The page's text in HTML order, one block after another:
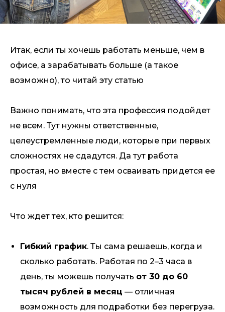
Итак, если ты хочешь работать меньше, чем в
офисе, а зарабатывать больше (а такое
возможно), то читай эту статью
Важно понимать, что эта профессия подойдет
не всем. Тут нужны ответственные,
целеустремленные люди, которые при первых
сложностях не сдадутся. Да тут работа
простая, но вместе с тем осваивать придется ее
с нуля
Что ждет тех, кто решится:
Гибкий график. Ты сама решаешь, когда и
сколько работать. Работая по 2–3 часа в
день, ты можешь получать от 30 до 60
тысяч рублей в месяц — отличная
возможность для подработки без перегруза.